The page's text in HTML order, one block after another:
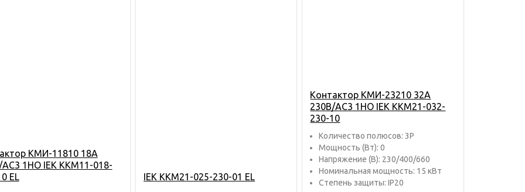
КМИ-11810 18А
1НО IEK KKM11-018-
EL
IEK KKM21-025-230-01 EL
Контактор КМИ-23210 32А
230В/АС3 1НО IEK KKM21-032-
230-10
Количество полюсов: 3P
Мощность (Вт): 0
Напряжение (В): 230/400/660
Номинальная мощность: 15 кВт
Степень защиты: IP20